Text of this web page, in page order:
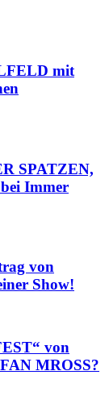
mit
SPATZEN,
Immer
von
Show!
von
MROSS?